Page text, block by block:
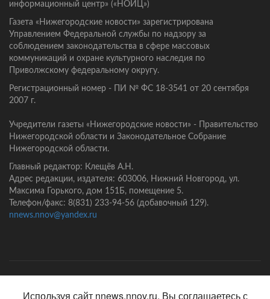
информационный центр» («НОИЦ»)
Газета «Нижегородские новости» зарегистрирована
Управлением Федеральной службы по надзору за
соблюдением законодательства в сфере массовых
коммуникаций и охране культурного наследия по
Приволжскому федеральному округу.
Регистрационный номер - ПИ № ФС 18-3541 от 20 сентября
2007 г.
Учредители газеты «Нижегородские новости» - Правительство
Нижегородской области и Законодательное Собрание
Нижегородской области.
Главный редактор: Клещёв А.Н.
Адрес редакции, издателя: 603006, Нижний Новгород, ул.
Максима Горького, дом 151Б, помещение 5.
Телефон/факс: 8(831) 233-94-56 (добавочный 129).
nnews.nnov@yandex.ru
Используя сайт nnews.nnov.ru, Вы соглашаетесь с